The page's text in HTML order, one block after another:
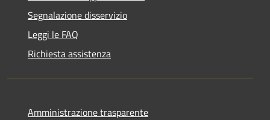
Segnalazione disservizio
Leggi le FAQ
Richiesta assistenza
Amministrazione trasparente